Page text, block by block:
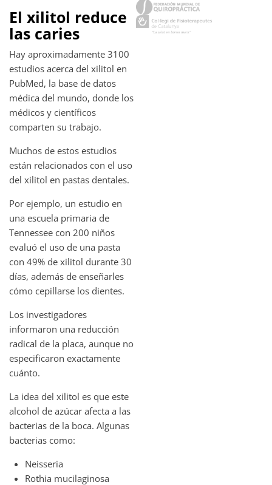
El xilitol reduce
las caries
Hay aproximadamente 3100
estudios acerca del xilitol en
PubMed, la base de datos
médica del mundo, donde los
médicos y científicos
comparten su trabajo.
Muchos de estos estudios
están relacionados con el uso
del xilitol en pastas dentales.
Por ejemplo, un estudio en
una escuela primaria de
Tennessee con 200 niños
evaluó el uso de una pasta
con 49% de xilitol durante 30
días, además de enseñarles
cómo cepillarse los dientes.
Los investigadores
informaron una reducción
radical de la placa, aunque no
especificaron exactamente
cuánto.
La idea del xilitol es que este
alcohol de azúcar afecta a las
bacterias de la boca. Algunas
bacterias como:
Neisseria
Rothia mucilaginosa